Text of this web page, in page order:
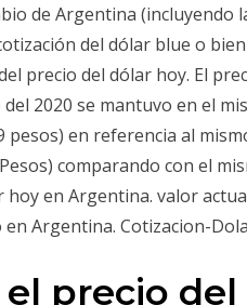
de Argentina (incluyendo
del dólar blue o
precio del dólar hoy. El
2020 se mantuvo en el
en referencia al
comparando con el
en Argentina. valor
Argentina. Cotizacion-
el precio